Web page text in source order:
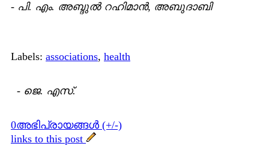
- പി. എം. അബ്ദുല്‍ റഹിമാന്‍, അബുദാബി
Labels: associations, health
- ജെ. എസ്.
0അഭിപ്രായങ്ങള്‍ (+/-)
links to this post